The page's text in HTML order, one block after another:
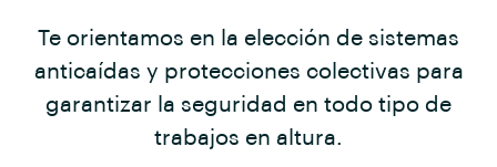
Te orientamos en la elección de sistemas
anticaídas y protecciones colectivas para
garantizar la seguridad en todo tipo de
trabajos en altura.